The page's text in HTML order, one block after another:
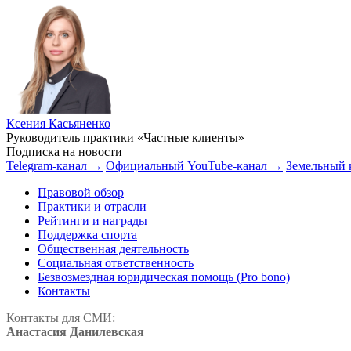
Ксения Касьяненко
Руководитель практики «Частные клиенты»
Подписка на новости
Telegram-канал → Официальный YouTube-канал → Земельный
Правовой обзор
Практики и отрасли
Рейтинги и награды
Поддержка спорта
Общественная деятельность
Социальная ответственность
Безвозмездная юридическая помощь (Pro bono)
Контакты
Контакты для СМИ:
Анастасия Данилевская